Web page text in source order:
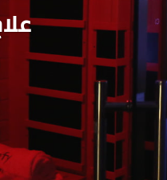
معرفة المزيد حول